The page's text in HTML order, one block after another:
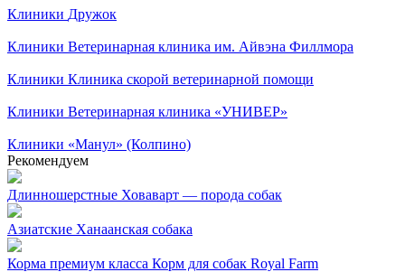
Клиники Дружок
Клиники Ветеринарная клиника им. Айвэна Филлмора
Клиники Клиника скорой ветеринарной помощи
Клиники Ветеринарная клиника «УНИВЕР»
Клиники «Манул» (Колпино)
Рекомендуем
Длинношерстные Ховаварт — порода собак
Азиатские Ханаанская собака
Корма премиум класса Корм для собак Royal Farm